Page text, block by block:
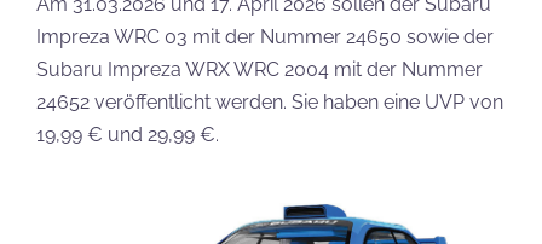
Impreza WRC 03 mit der Nummer 24650 sowie der
Subaru Impreza WRX WRC 2004 mit der Nummer
24652 veröffentlicht werden. Sie haben eine UVP von
19,99 € und 29,99 €.